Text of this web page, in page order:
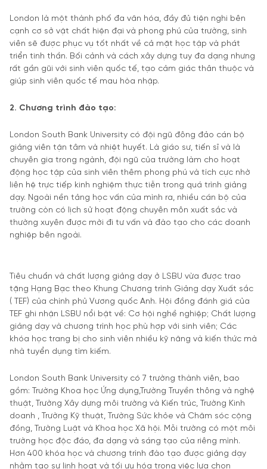
London là một thành phố đa văn hóa, đầy đủ tiện nghi bên
cạnh cơ sở vật chất hiện đại và phong phú của trường, sinh
viên sẽ được phục vụ tốt nhất về cả mặt học tập và phát
triển tinh thần. Bối cảnh và cách xây dựng tuy đa dạng nhưng
rất gần gũi với sinh viên quốc tế, tạo cảm giác thân thuộc và
giúp sinh viên quốc tế mau hòa nhập.
2. Chương trình đào tạo:
London South Bank University có đội ngũ đông đảo cán bộ
giảng viên tận tâm và nhiệt huyết. Là giáo sư, tiến sĩ và là
chuyên gia trong ngành, đội ngũ của trường làm cho hoạt
động học tập của sinh viên thêm phong phú và tích cực nhờ
liên hệ trực tiếp kinh nghiệm thực tiễn trong quá trình giảng
dạy. Ngoài nền tảng học vấn của mình ra, nhiều cán bộ của
trường còn có lịch sử hoạt động chuyên môn xuất sắc và
thường xuyên được mời đi tư vấn và đào tạo cho các doanh
nghiệp bên ngoài.
Tiêu chuẩn và chất lượng giảng dạy ở LSBU vừa được trao
tặng Hạng Bạc theo Khung Chương trình Giảng dạy Xuất sắc
( TEF) của chính phủ Vương quốc Anh. Hội đồng đánh giá của
TEF ghi nhận LSBU nổi bật về: Cơ hội nghề nghiệp; Chất lượng
giảng dạy và chương trình học phù hợp với sinh viên; Các
khóa học trang bị cho sinh viên nhiều kỹ năng và kiến thức mà
nhà tuyển dụng tìm kiếm.
London South Bank University có 7 trường thành viên, bao
gồm: Trường Khoa học Ứng dụng,Trường Truyền thông và nghệ
thuật, Trường Xây dựng môi trường và Kiến trúc, Trường Kinh
doanh , Trường Kỹ thuật, Trường Sức khỏe và Chăm sóc cộng
đồng, Trường Luật và Khoa học Xã hội. Mỗi trường có một môi
trường học độc đáo, đa dạng và sáng tạo của riêng mình.
Hơn 400 khóa học và chương trình đào tạo được giảng dạy
nhằm tạo sự linh hoạt và tối ưu hóa trong việc lựa chọn